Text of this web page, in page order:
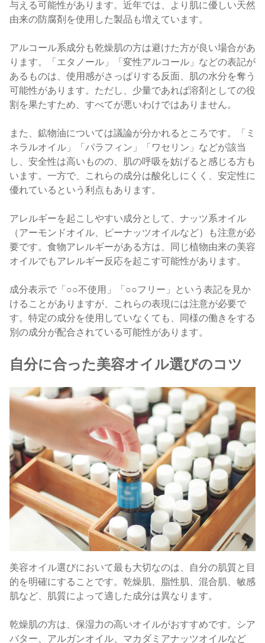
与える可能性があります。近年では、より肌に優しい天然
由来の防腐剤を使用した製品も増えています。
アルコール系成分も乾燥肌の方は避けた方が良い場合があ
ります。「エタノール」「変性アルコール」などの表記が
あるものは、使用感がさっぱりする反面、肌の水分を奪う
可能性があります。ただし、少量であれば溶剤としての役
割を果たすため、すべてが悪いわけではありません。
また、鉱物油については議論が分かれるところです。「ミ
ネラルオイル」「パラフィン」「ワセリン」などが該当
し、安全性は高いものの、肌の呼吸を妨げると感じる方も
います。一方で、これらの成分は酸化しにくく、安定性に
優れているという利点もあります。
アレルギーを起こしやすい成分として、ナッツ系オイル
（アーモンドオイル、ピーナッツオイルなど）も注意が必
要です。食物アレルギーがある方は、同じ植物由来の美容
オイルでもアレルギー反応を起こす可能性があります。
成分表示で「○○不使用」「○○フリー」という表記を見か
けることがありますが、これらの表現には注意が必要で
す。特定の成分を使用していなくても、同様の働きをする
別の成分が配合されている可能性があります。
自分に合った美容オイル選びのコツ
美容オイル選びにおいて最も大切なのは、自分の肌質と目
的を明確にすることです。乾燥肌、脂性肌、混合肌、敏感
肌など、肌質によって適した成分は異なります。
乾燥肌の方は、保湿力の高いオイルがおすすめです。シア
バター、アルガンオイル、マカダミアナッツオイルなど